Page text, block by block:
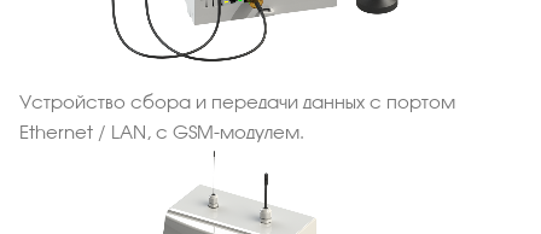
Устройство сбора и передачи данных с портом
Ethernet / LAN, с GSM-модулем.